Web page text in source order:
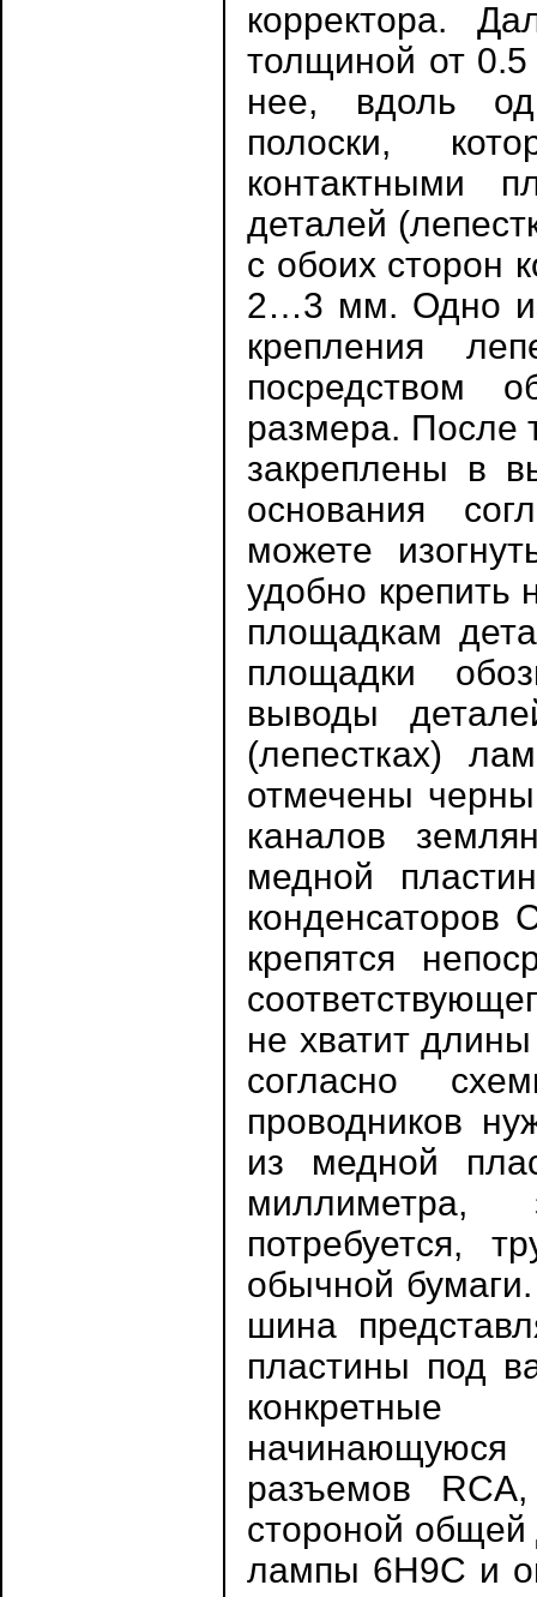
корректора.
толщиной от
нее, вдоль
полоски,
контактными
деталей
с обоих сторон
2…3 мм. Одно из
крепления
посредством
размера. После
закреплены в
основания
можете
удобно крепить
площадкам
площадки
выводы
(лепестках)
отмечены
каналов
медной
конденсаторов
крепятся
не хватит
согласно
проводников
из медной
миллиметра,
потребуется,
обычной
шина
пластины под
конкретные
разъемов
стороной общей
лампы 6Н9С и